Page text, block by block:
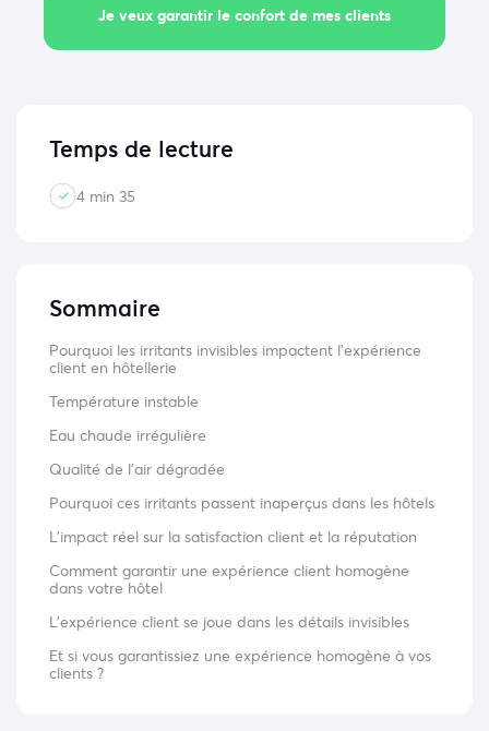
Je veux garantir le confort de mes clients
Temps de lecture
4 min 35
Sommaire
Pourquoi les irritants invisibles impactent l’expérience
client en hôtellerie
Température instable
Eau chaude irrégulière
Qualité de l’air dégradée
Pourquoi ces irritants passent inaperçus dans les hôtels
L’impact réel sur la satisfaction client et la réputation
Comment garantir une expérience client homogène
dans votre hôtel
L’expérience client se joue dans les détails invisibles
Et si vous garantissiez une expérience homogène à vos
clients ?